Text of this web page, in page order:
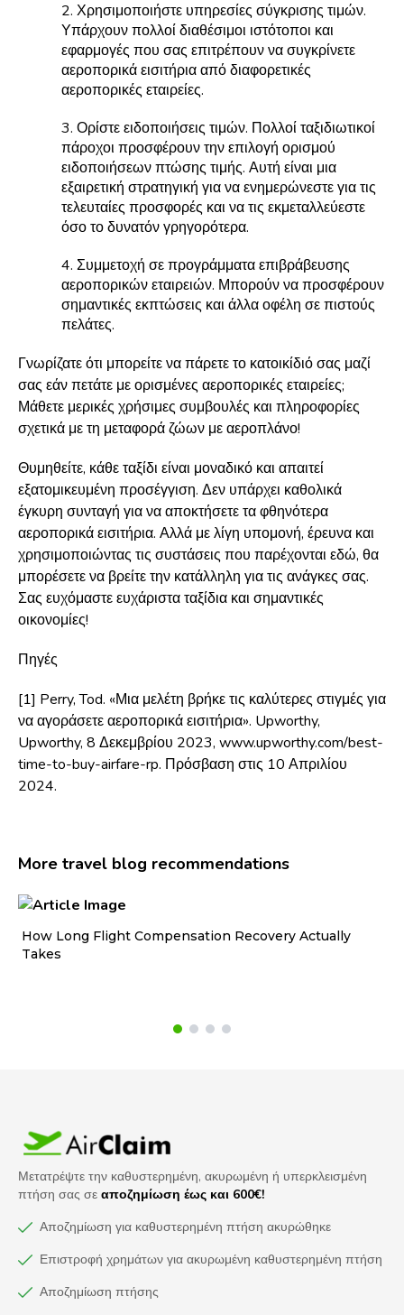
2. Χρησιμοποιήστε υπηρεσίες σύγκρισης τιμών.
Υπάρχουν πολλοί διαθέσιμοι ιστότοποι και
εφαρμογές που σας επιτρέπουν να συγκρίνετε
αεροπορικά εισιτήρια από διαφορετικές
αεροπορικές εταιρείες.
3. Ορίστε ειδοποιήσεις τιμών. Πολλοί ταξιδιωτικοί
πάροχοι προσφέρουν την επιλογή ορισμού
ειδοποιήσεων πτώσης τιμής. Αυτή είναι μια
εξαιρετική στρατηγική για να ενημερώνεστε για τις
τελευταίες προσφορές και να τις εκμεταλλεύεστε
όσο το δυνατόν γρηγορότερα.
4. Συμμετοχή σε προγράμματα επιβράβευσης
αεροπορικών εταιρειών. Μπορούν να προσφέρουν
σημαντικές εκπτώσεις και άλλα οφέλη σε πιστούς
πελάτες.
Γνωρίζατε ότι μπορείτε να πάρετε το κατοικίδιό σας μαζί
σας εάν πετάτε με ορισμένες αεροπορικές εταιρείες;
Μάθετε μερικές χρήσιμες συμβουλές και πληροφορίες
σχετικά με τη μεταφορά ζώων με αεροπλάνο!
Θυμηθείτε, κάθε ταξίδι είναι μοναδικό και απαιτεί
εξατομικευμένη προσέγγιση. Δεν υπάρχει καθολικά
έγκυρη συνταγή για να αποκτήσετε τα φθηνότερα
αεροπορικά εισιτήρια. Αλλά με λίγη υπομονή, έρευνα και
χρησιμοποιώντας τις συστάσεις που παρέχονται εδώ, θα
μπορέσετε να βρείτε την κατάλληλη για τις ανάγκες σας.
Σας ευχόμαστε ευχάριστα ταξίδια και σημαντικές
οικονομίες!
Πηγές
[1] Perry, Tod. «Μια μελέτη βρήκε τις καλύτερες στιγμές για
να αγοράσετε αεροπορικά εισιτήρια». Upworthy,
Upworthy, 8 Δεκεμβρίου 2023, www.upworthy.com/best-
time-to-buy-airfare-rp. Πρόσβαση στις 10 Απριλίου
2024.
More travel blog recommendations
How Long Flight Compensation Recovery Actually
Takes
Μετατρέψτε την καθυστερημένη, ακυρωμένη ή υπερκλεισμένη
πτήση σας σε αποζημίωση έως και 600€!
Αποζημίωση για καθυστερημένη πτήση ακυρώθηκε
Επιστροφή χρημάτων για ακυρωμένη καθυστερημένη πτήση
Αποζημίωση πτήσης